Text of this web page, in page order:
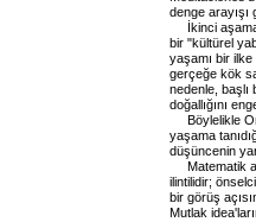
denge arayışı
İkinci
bir "kültürel
yaşamı bir ilke
gerçeğe kök
nedenle, başlı
doğallığını
Böylelikle
yaşama
düşüncenin
Matematik
ilintilidir;
bir görüş
Mutlak